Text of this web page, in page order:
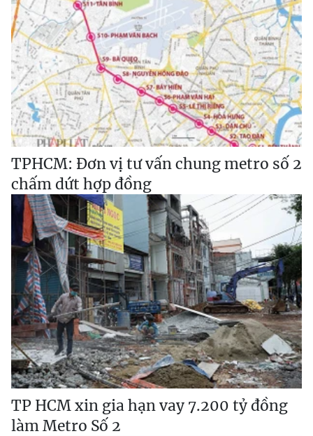
TPHCM: Đơn vị tư vấn chung metro số 2
chấm dứt hợp đồng
TP HCM xin gia hạn vay 7.200 tỷ đồng
làm Metro Số 2